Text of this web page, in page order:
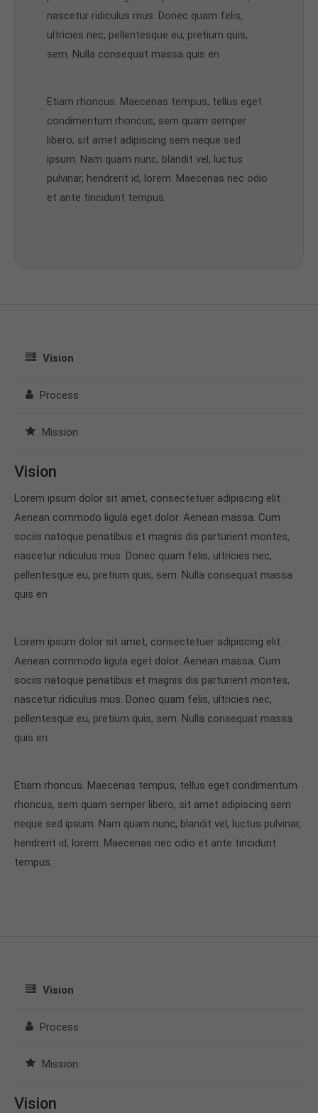
nascetur ridiculus mus. Donec quam felis,
ultricies nec, pellentesque eu, pretium quis,
sem. Nulla consequat massa quis en
Etiam rhoncus. Maecenas tempus, tellus eget
condimentum rhoncus, sem quam semper
libero, sit amet adipiscing sem neque sed
ipsum. Nam quam nunc, blandit vel, luctus
pulvinar, hendrerit id, lorem. Maecenas nec odio
et ante tincidunt tempus.
Vision
Process
Mission
Vision
Lorem ipsum dolor sit amet, consectetuer adipiscing elit.
Aenean commodo ligula eget dolor. Aenean massa. Cum
sociis natoque penatibus et magnis dis parturient montes,
nascetur ridiculus mus. Donec quam felis, ultricies nec,
pellentesque eu, pretium quis, sem. Nulla consequat massa
quis en
Lorem ipsum dolor sit amet, consectetuer adipiscing elit.
Aenean commodo ligula eget dolor. Aenean massa. Cum
sociis natoque penatibus et magnis dis parturient montes,
nascetur ridiculus mus. Donec quam felis, ultricies nec,
pellentesque eu, pretium quis, sem. Nulla consequat massa
quis en
Etiam rhoncus. Maecenas tempus, tellus eget condimentum
rhoncus, sem quam semper libero, sit amet adipiscing sem
neque sed ipsum. Nam quam nunc, blandit vel, luctus pulvinar,
hendrerit id, lorem. Maecenas nec odio et ante tincidunt
tempus.
Vision
Process
Mission
Vision